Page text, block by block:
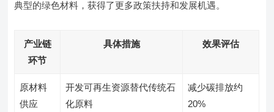
典型的绿色材料，获得了更多政策扶持和发展机遇。
产业链
环节
具体措施 效果评估
原材料
供应
开发可再生资源替代传统石
化原料
减少碳排放约
20%